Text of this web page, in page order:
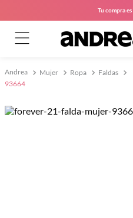
Tu compra es
Mujer Ropa Faldas
93664